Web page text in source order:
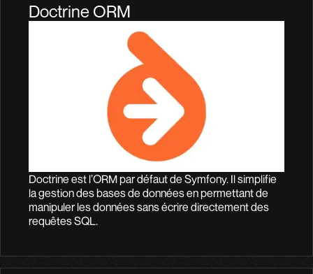
Doctrine ORM
Doctrine est l’ORM par défaut de Symfony. Il simplifie
la gestion des bases de données en permettant de
manipuler les données sans écrire directement des
requêtes SQL.